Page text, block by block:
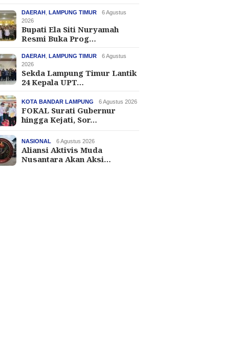
DAERAH ,LAMPUNG TIMUR
6 Agustus
2026
Bupati Ela Siti Nuryamah
Resmi Buka Prog…
DAERAH ,LAMPUNG TIMUR
6 Agustus
2026
Sekda Lampung Timur Lantik
24 Kepala UPT…
KOTA BANDAR LAMPUNG 6 Agustus 2026
FOKAL Surati Gubernur
hingga Kejati, Sor…
NASIONAL 6 Agustus 2026
Aliansi Aktivis Muda
Nusantara Akan Aksi…